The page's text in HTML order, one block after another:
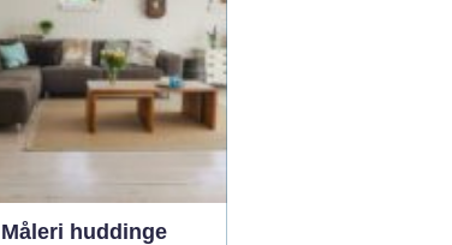
smarta material som
både är slitstarka och
lättskötta. För den som
leta...
Måleri huddinge